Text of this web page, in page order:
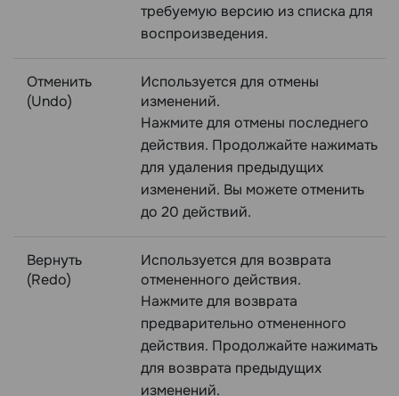
требуемую версию из списка для
воспроизведения.
Отменить
(Undo)
Используется для отмены
изменений.
Нажмите для отмены последнего
действия. Продолжайте нажимать
для удаления предыдущих
изменений. Вы можете отменить
до 20 действий.
Вернуть
(Redo)
Используется для возврата
отмененного действия.
Нажмите для возврата
предварительно отмененного
действия. Продолжайте нажимать
для возврата предыдущих
изменений.